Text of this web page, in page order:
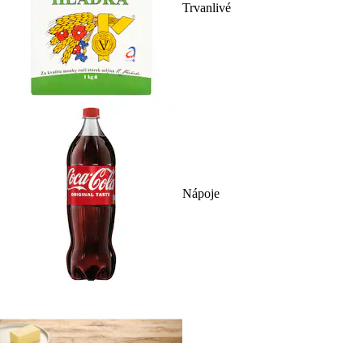
Trvanlivé
Nápoje